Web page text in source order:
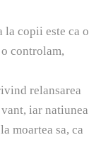
la copii este ca o
controlam,
relansarea
iar natiunea
moartea sa, ca